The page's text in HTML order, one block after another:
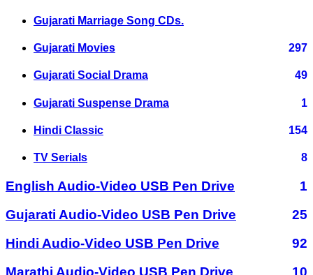
Gujarati Marriage Song CDs.
Gujarati Movies 297
Gujarati Social Drama 49
Gujarati Suspense Drama 1
Hindi Classic 154
TV Serials 8
English Audio-Video USB Pen Drive
1
Gujarati Audio-Video USB Pen Drive
25
Hindi Audio-Video USB Pen Drive
92
Marathi Audio-Video USB Pen Drive
10